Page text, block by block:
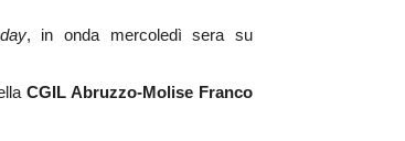
, in onda mercoledì sera su
CGIL Abruzzo-Molise Franco